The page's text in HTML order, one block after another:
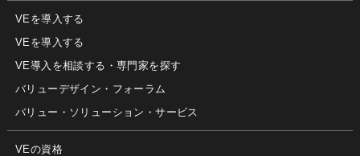
VEを導入する
VEを導入する
VE導入を相談する・専門家を探す
バリューデザイン・フォーラム
バリュー・ソリューション・サービス
VEの資格